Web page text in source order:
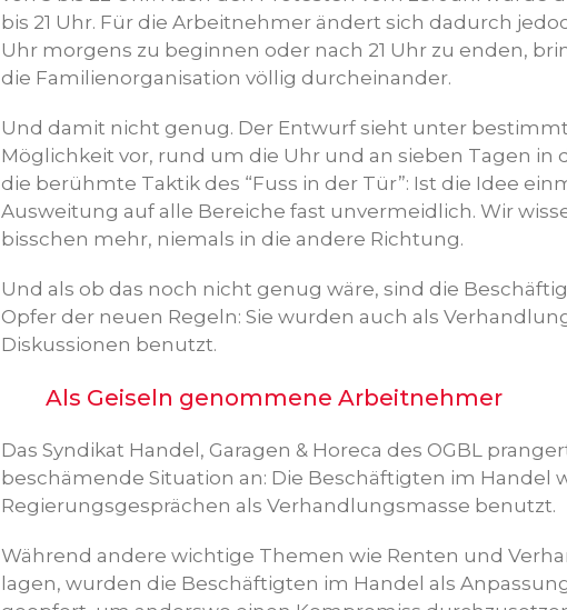
bis 21 Uhr. Für die Arbeitnehmer ändert sich dadurch
Uhr morgens zu beginnen oder nach 21 Uhr zu enden,
die Familienorganisation völlig durcheinander.
Und damit nicht genug. Der Entwurf sieht unter
Möglichkeit vor, rund um die Uhr und an sieben Tagen in
die berühmte Taktik des “Fuss in der Tür”: Ist die Idee
Ausweitung auf alle Bereiche fast unvermeidlich. Wir
bisschen mehr, niemals in die andere Richtung.
Und als ob das noch nicht genug wäre, sind die
Opfer der neuen Regeln: Sie wurden auch als
Diskussionen benutzt.
Als Geiseln genommene Arbeitnehmer
Das Syndikat Handel, Garagen & Horeca des OGBL
beschämende Situation an: Die Beschäftigten im Handel
Regierungsgesprächen als Verhandlungsmasse benutzt.
Während andere wichtige Themen wie Renten und
lagen, wurden die Beschäftigten im Handel als